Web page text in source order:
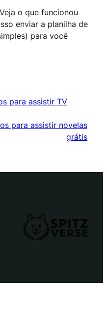
o que funcionou
enviar a planilha de
para você
para assistir TV
para assistir novelas
grátis